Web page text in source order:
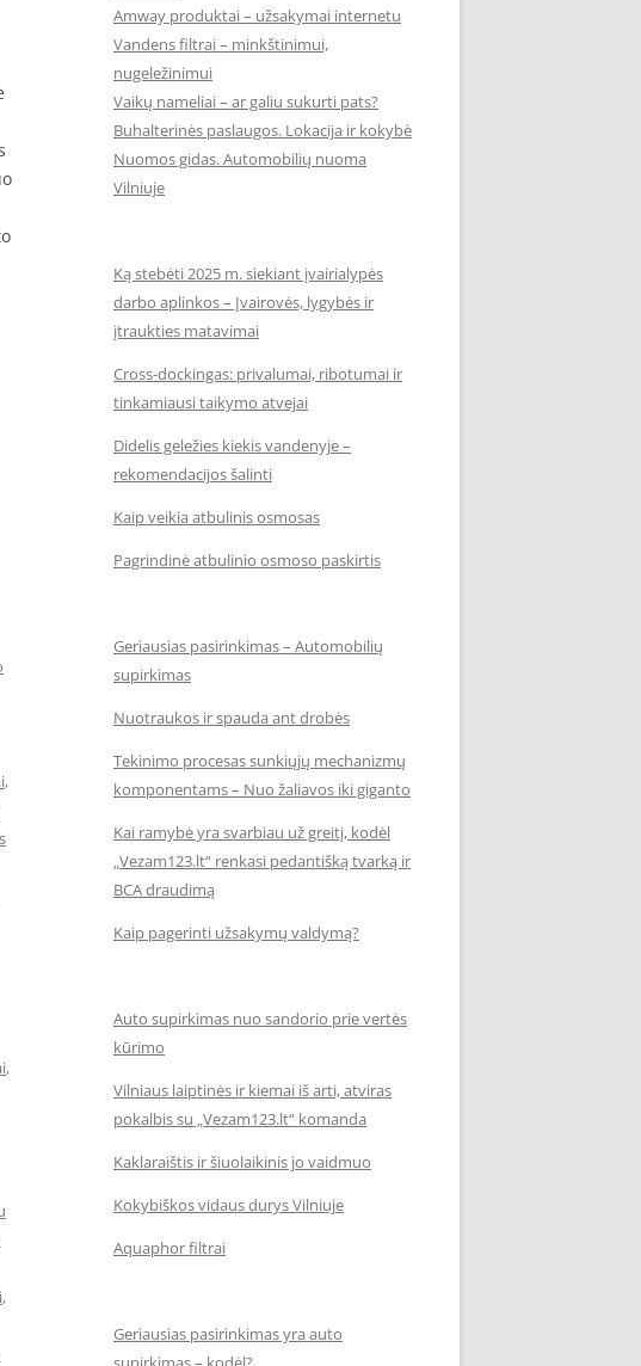
,
,
,
Amway produktai – užsakymai internetu
Vandens filtrai – minkštinimui,
nugeležinimui
Vaikų nameliai – ar galiu sukurti pats?
Buhalterinės paslaugos. Lokacija ir kokybė
Nuomos gidas. Automobilių nuoma
Vilniuje
Ką stebėti 2025 m. siekiant įvairialypės
darbo aplinkos – Įvairovės, lygybės ir
įtraukties matavimai
Cross-dockingas: privalumai, ribotumai ir
tinkamiausi taikymo atvejai
Didelis geležies kiekis vandenyje –
rekomendacijos šalinti
Kaip veikia atbulinis osmosas
Pagrindinė atbulinio osmoso paskirtis
Geriausias pasirinkimas – Automobilių
supirkimas
Nuotraukos ir spauda ant drobės
Tekinimo procesas sunkiųjų mechanizmų
komponentams – Nuo žaliavos iki giganto
Kai ramybė yra svarbiau už greitį, kodėl
„Vezam123.lt“ renkasi pedantišką tvarką ir
BCA draudimą
Kaip pagerinti užsakymų valdymą?
Auto supirkimas nuo sandorio prie vertės
kūrimo
Vilniaus laiptinės ir kiemai iš arti, atviras
pokalbis su „Vezam123.lt“ komanda
Kaklaraištis ir šiuolaikinis jo vaidmuo
Kokybiškos vidaus durys Vilniuje
Aquaphor filtrai
Geriausias pasirinkimas yra auto